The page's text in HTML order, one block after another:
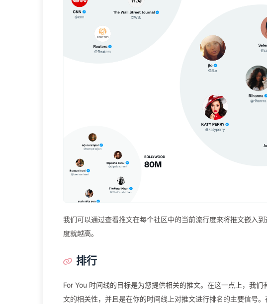
我们可以通过查看推文在每个社区中的当前流行度来将推文嵌入
度就越高。
排行
For You 时间线的目标是为您提供相关的推文。在这一点上，我
文的相关性，并且是在你的时间线上对推文进行排名的主要信号